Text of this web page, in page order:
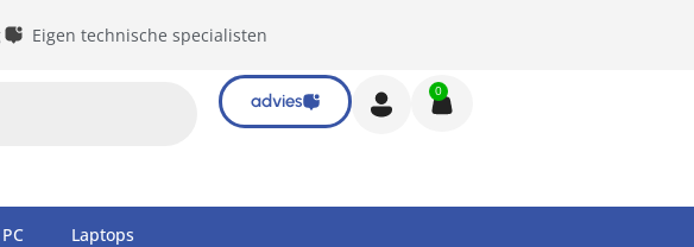
Eigen technische specialisten
advies 0
Laptops